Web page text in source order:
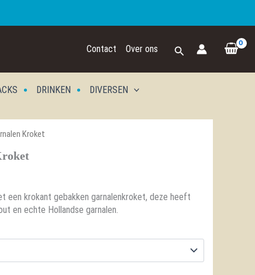
Contact Over ons Zoeken
DRINKEN DIVERSEN
Kroket
een krokant gebakken garnalenkroket, deze heeft
en echte Hollandse garnalen.